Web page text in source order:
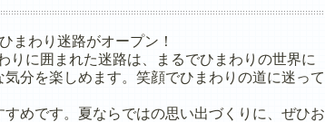
まわり迷路がオープン！
りに囲まれた迷路は、まるでひまわりの世界に
分を楽しめます。笑顔でひまわりの道に迷って
すめです。夏ならではの思い出づくりに、ぜひお